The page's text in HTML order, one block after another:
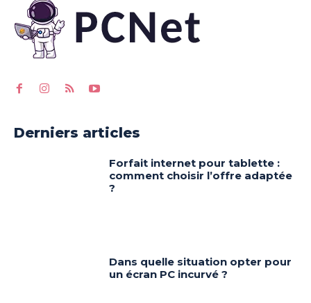
Derniers articles
Forfait internet pour tablette :
comment choisir l’offre adaptée
?
Dans quelle situation opter pour
un écran PC incurvé ?